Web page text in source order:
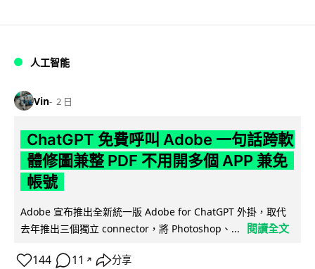
人工智能
Vin 2 日
ChatGPT 免費呼叫 Adobe 一句話跨軟
體修圖兼整 PDF 不用開多個 APP 兼免
帳號
Adobe 宣布推出全新統一版 Adobe for ChatGPT 外掛，取代
去年推出三個獨立 connector，將 Photoshop、...
閱讀全文
144 11 ↗ 分享